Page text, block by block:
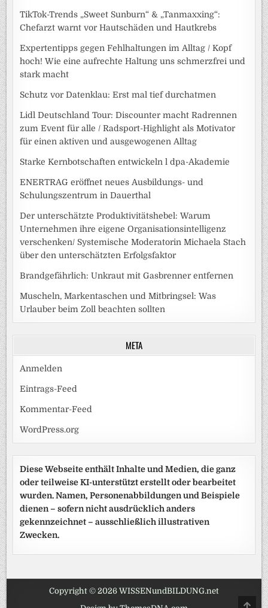
TikTok-Trends „Sweet Sunburn“ & „Tanmaxxing“:
Chefarzt warnt vor Hautschäden und Hautkrebs
Expertentipps gegen Fehlhaltungen im Alltag / Kopf
hoch! Wie eine aufrechte Haltung uns schmerzfrei und
stark macht
Schutz vor Datenklau: Erst mal tief durchatmen
Lidl Deutschland Tour: Discounter macht Radrennen
zum Event für alle / Radsport-Highlight als Motivator
für einen aktiven und ausgewogenen Alltag
Starke Kernbotschaften entwickeln l dpa-Akademie
ENERTRAG eröffnet neues Ausbildungs- und
Schulungszentrum in Dauerthal
Der unterschätzte Produktivitätshebel: Warum
Unternehmen ihre eigene Organisationsintelligenz
verschenken/ Systemische Moderatorin Michaela Stach
über den unterschätzten Erfolgsfaktor
Brandgefährlich: Unkraut mit Gasbrenner entfernen
Muscheln, Markentaschen und Mitbringsel: Was
Urlauber beim Zoll beachten sollten
META
Anmelden
Eintrags-Feed
Kommentar-Feed
WordPress.org
Diese Webseite enthält Inhalte und Medien, die ganz
oder teilweise KI-unterstützt erstellt oder bearbeitet
wurden. Namen, Personenabbildungen und Beispiele
dienen – sofern nicht ausdrücklich anders
gekennzeichnet – ausschließlich illustrativen
Zwecken.
Copyright © 2026 WISSENundBILDUNG.net